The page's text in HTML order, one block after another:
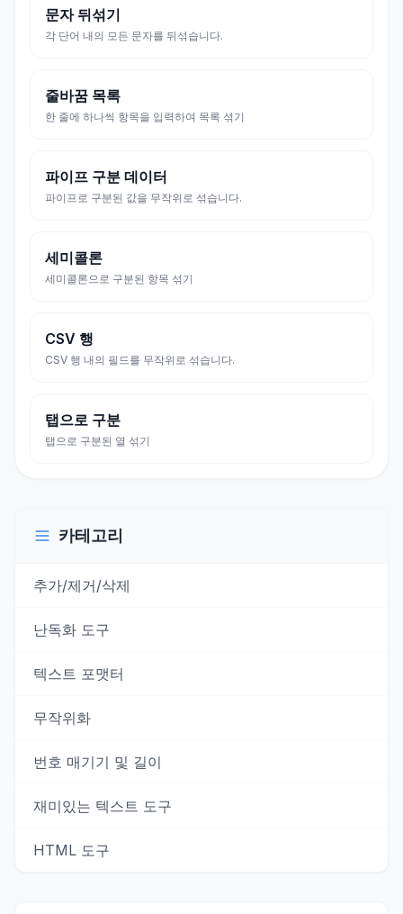
문자 뒤섞기
각 단어 내의 모든 문자를 뒤섞습니다.
줄바꿈 목록
한 줄에 하나씩 항목을 입력하여 목록 섞기
파이프 구분 데이터
파이프로 구분된 값을 무작위로 섞습니다.
세미콜론
세미콜론으로 구분된 항목 섞기
CSV 행
CSV 행 내의 필드를 무작위로 섞습니다.
탭으로 구분
탭으로 구분된 열 섞기
카테고리
추가/제거/삭제
난독화 도구
텍스트 포맷터
무작위화
번호 매기기 및 길이
재미있는 텍스트 도구
HTML 도구